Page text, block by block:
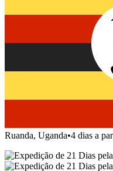
Ruanda, Uganda•4 dias a